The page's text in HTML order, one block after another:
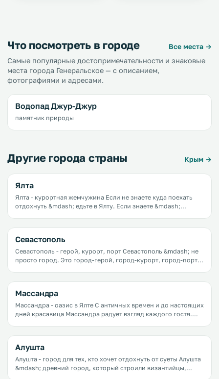
Что посмотреть в городе
Все места →
Самые популярные достопримечательности и знаковые
места города Генеральское — с описанием,
фотографиями и адресами.
Водопад Джур-Джур
памятник природы
Другие города страны Крым →
Ялта
Ялта - курортная жемчужина Если не знаете куда поехать
отдохнуть &mdash; едьте в Ялту. Если знаете &mdash;
Севастополь
Севастополь - герой, курорт, порт Севастополь &mdash; не
просто город. Это город-герой, город-курорт, город-порт,
Массандра
Массандра - оазис в Ялте С античных времен и до настоящих
дней красавица Массандра радует взгляд каждого гостя.
домиками&hellip; Массандра входит в состав города Ялты,
хоть и расположена в пяти километрах от города.
Алушта
Алушта - город для тех, кто хочет отдохнуть от суеты Алушта
&mdash; древний город, который строили византийцы,